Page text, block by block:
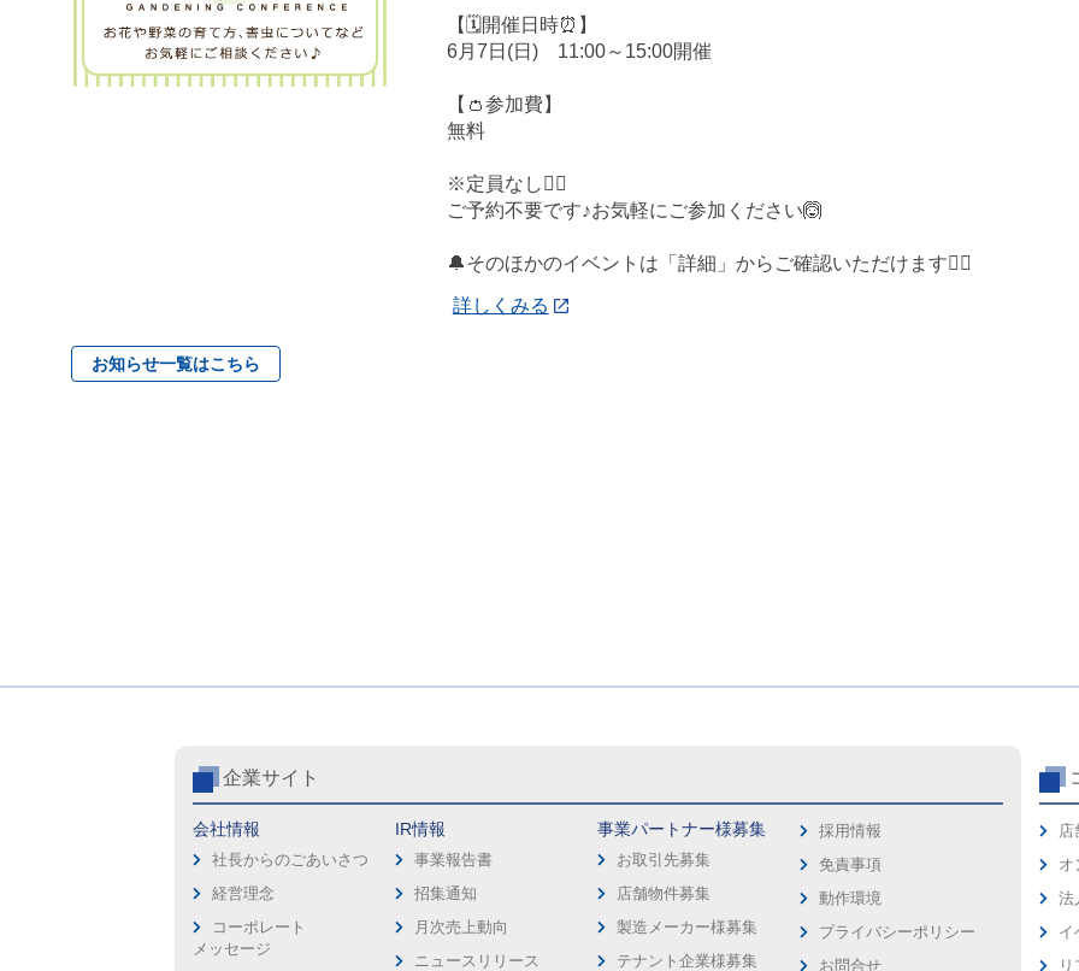
【🗓️開催日時⏰】
6月7日(日) 11:00～15:00開催
【👛参加費】
無料
※定員なし🙅‍♀️
ご予約不要です♪お気軽にご参加ください🙆
🔔そのほかのイベントは「詳細」からご確認いただけます💁‍♀️
詳しくみる
お知らせ一覧はこちら
企業サイト
会社情報
社長からのごあいさつ
経営理念
コーポレート
メッセージ
IR情報
事業報告書
招集通知
月次売上動向
ニュースリリース
事業パートナー様募集
お取引先募集
店舗物件募集
製造メーカー様募集
テナント企業様募集
採用情報
免責事項
動作環境
プライバシーポリシー
お問合せ
店
オ
法
イ